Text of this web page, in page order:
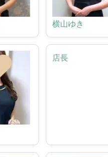
横山ゆき
店長